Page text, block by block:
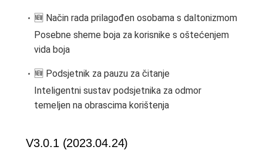
🆕 Način rada prilagođen osobama s daltonizmom
Posebne sheme boja za korisnike s oštećenjem
vida boja
🆕 Podsjetnik za pauzu za čitanje
Inteligentni sustav podsjetnika za odmor
temeljen na obrascima korištenja
V3.0.1 (2023.04.24)